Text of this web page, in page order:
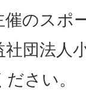
のスポ
団法人
さい。